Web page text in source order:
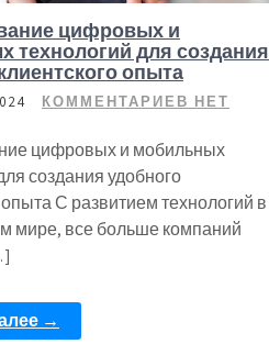
цифровых и
технологий для создания
опыта
КОММЕНТАРИЕВ НЕТ
цифровых и мобильных
создания удобного
опыта С развитием технологий в
мире, все больше компаний
→